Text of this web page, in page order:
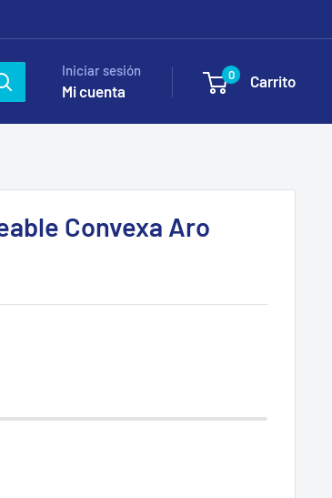
Iniciar sesión
Mi cuenta
0 Carrito
Convexa Aro